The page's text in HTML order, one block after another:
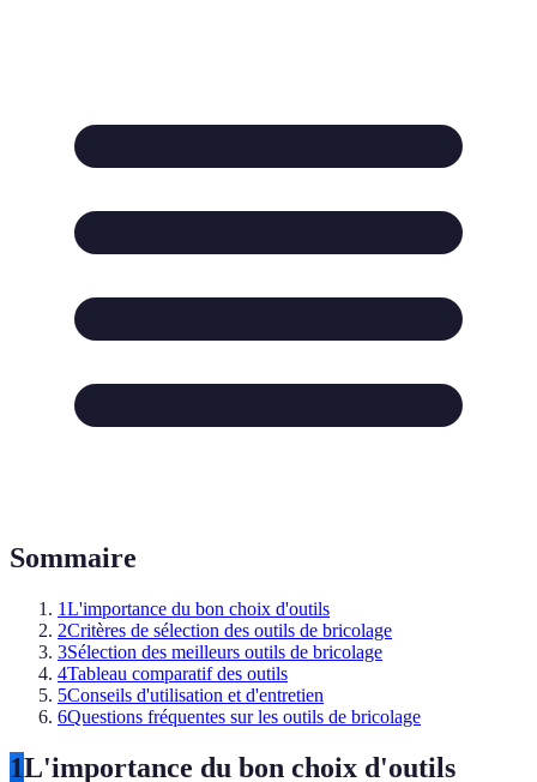
Sommaire
1L'importance du bon choix d'outils
2Critères de sélection des outils de bricolage
3Sélection des meilleurs outils de bricolage
4Tableau comparatif des outils
5Conseils d'utilisation et d'entretien
6Questions fréquentes sur les outils de bricolage
1L'importance du bon choix d'outils